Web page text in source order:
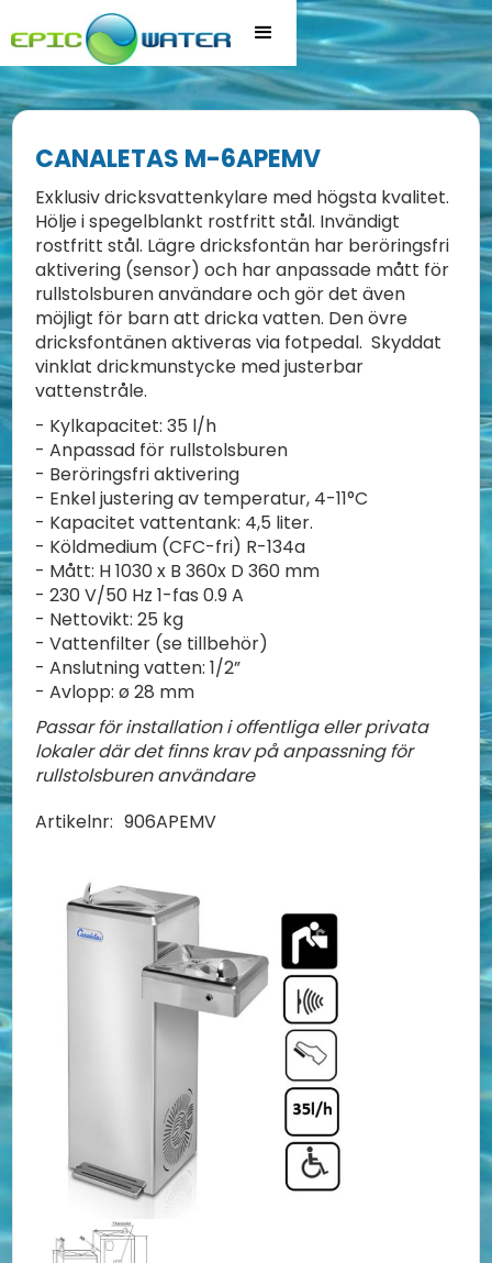
CANALETAS M-6APEMV
Exklusiv dricksvattenkylare med högsta kvalitet.
Hölje i spegelblankt rostfritt stål. Invändigt
rostfritt stål. Lägre dricksfontän har beröringsfri
aktivering (sensor) och har anpassade mått för
rullstolsburen användare och gör det även
möjligt för barn att dricka vatten. Den övre
dricksfontänen aktiveras via fotpedal. Skyddat
vinklat drickmunstycke med justerbar
vattenstråle.
- Kylkapacitet: 35 l/h
- Anpassad för rullstolsburen
- Beröringsfri aktivering
- Enkel justering av temperatur, 4-11°C
- Kapacitet vattentank: 4,5 liter.
- Köldmedium (CFC-fri) R-134a
- Mått: H 1030 x B 360x D 360 mm
- 230 V/50 Hz 1-fas 0.9 A
- Nettovikt: 25 kg
- Vattenfilter (se tillbehör)
- Anslutning vatten: 1/2”
- Avlopp: ø 28 mm
Passar för installation i offentliga eller privata
lokaler där det finns krav på anpassning för
rullstolsburen användare
Artikelnr: 906APEMV